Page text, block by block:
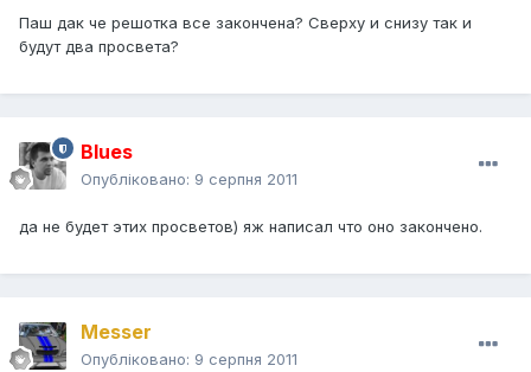
Паш дак че решотка все закончена? Сверху и снизу так и
будут два просвета?
Blues
Опубліковано: 9 серпня 2011
да не будет этих просветов) яж написал что оно закончено.
Messer
Опубліковано: 9 серпня 2011